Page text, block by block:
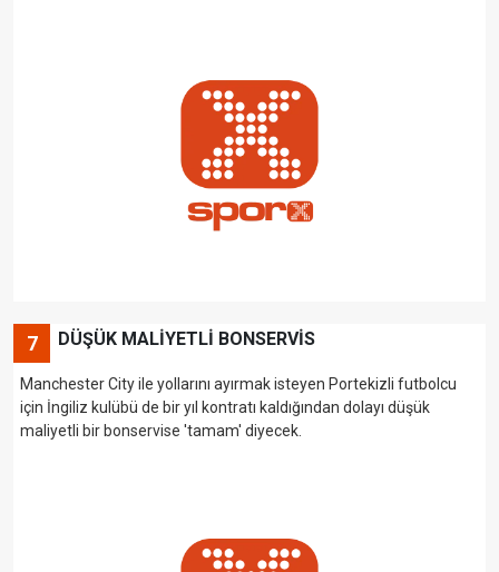
7 DÜŞÜK MALİYETLİ BONSERVİS
Manchester City ile yollarını ayırmak isteyen Portekizli futbolcu
için İngiliz kulübü de bir yıl kontratı kaldığından dolayı düşük
maliyetli bir bonservise 'tamam' diyecek.